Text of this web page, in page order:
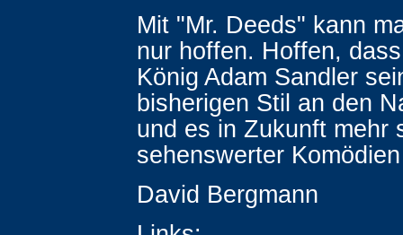
Mit "Mr. Deeds" kann
nur hoffen. Hoffen,
König Adam Sandler
bisherigen Stil an den
und es in Zukunft mehr
sehenswerter
David Bergmann